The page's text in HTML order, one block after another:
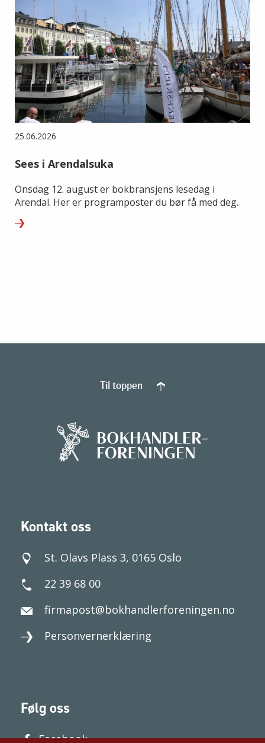
25.06.2026
Sees i Arendalsuka
Onsdag 12. august er bokbransjens lesedag i
Arendal. Her er programposter du bør få med deg.
Kontakt oss
St. Olavs Plass 3, 0165 Oslo
22 39 68 00
firmapost@bokhandlerforeningen.no
Personvernerklæring
Følg oss
Facebook
Til toppen